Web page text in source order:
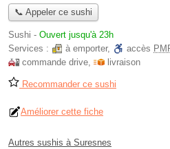
📞 Appeler ce sushi
Sushi - Ouvert jusqu'à 23h
Services :
à emporter, accès
commande drive, livraison
Recommander ce sushi
Améliorer cette fiche
Autres sushis à Suresnes